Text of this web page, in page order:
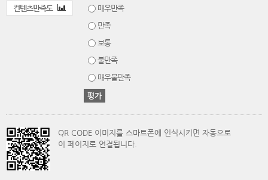
컨텐츠만족도
매우만족
만족
보통
불만족
매우불만족
QR CODE 이미지를 스마트폰에 인식시키면 자동으로
이 페이지로 연결됩니다.